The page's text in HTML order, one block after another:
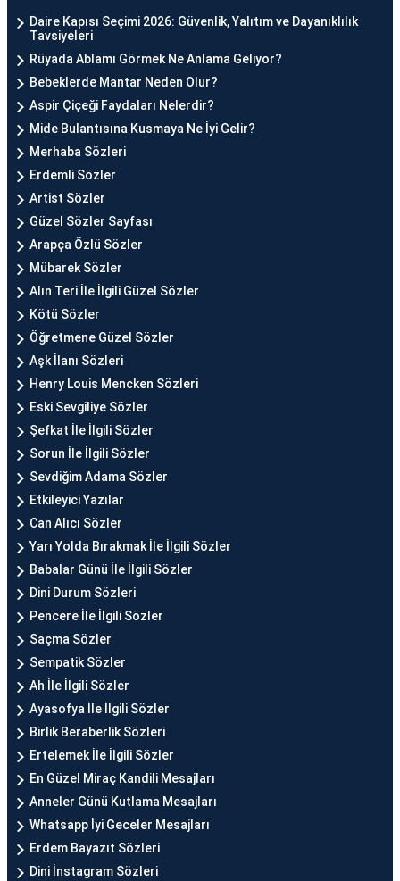
Daire Kapısı Seçimi 2026: Güvenlik, Yalıtım ve Dayanıklılık
Tavsiyeleri
Rüyada Ablamı Görmek Ne Anlama Geliyor?
Bebeklerde Mantar Neden Olur?
Aspir Çiçeği Faydaları Nelerdir?
Mide Bulantısına Kusmaya Ne İyi Gelir?
Merhaba Sözleri
Erdemli Sözler
Artist Sözler
Güzel Sözler Sayfası
Arapça Özlü Sözler
Mübarek Sözler
Alın Teri İle İlgili Güzel Sözler
Kötü Sözler
Öğretmene Güzel Sözler
Aşk İlanı Sözleri
Henry Louis Mencken Sözleri
Eski Sevgiliye Sözler
Şefkat İle İlgili Sözler
Sorun İle İlgili Sözler
Sevdiğim Adama Sözler
Etkileyici Yazılar
Can Alıcı Sözler
Yarı Yolda Bırakmak İle İlgili Sözler
Babalar Günü İle İlgili Sözler
Dini Durum Sözleri
Pencere İle İlgili Sözler
Saçma Sözler
Sempatik Sözler
Ah İle İlgili Sözler
Ayasofya İle İlgili Sözler
Birlik Beraberlik Sözleri
Ertelemek İle İlgili Sözler
En Güzel Miraç Kandili Mesajları
Anneler Günü Kutlama Mesajları
Whatsapp İyi Geceler Mesajları
Erdem Bayazıt Sözleri
Dini İnstagram Sözleri